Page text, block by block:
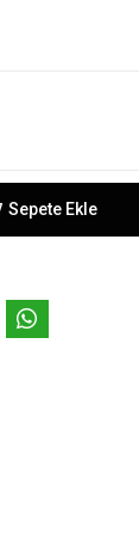
Sepete Ekle